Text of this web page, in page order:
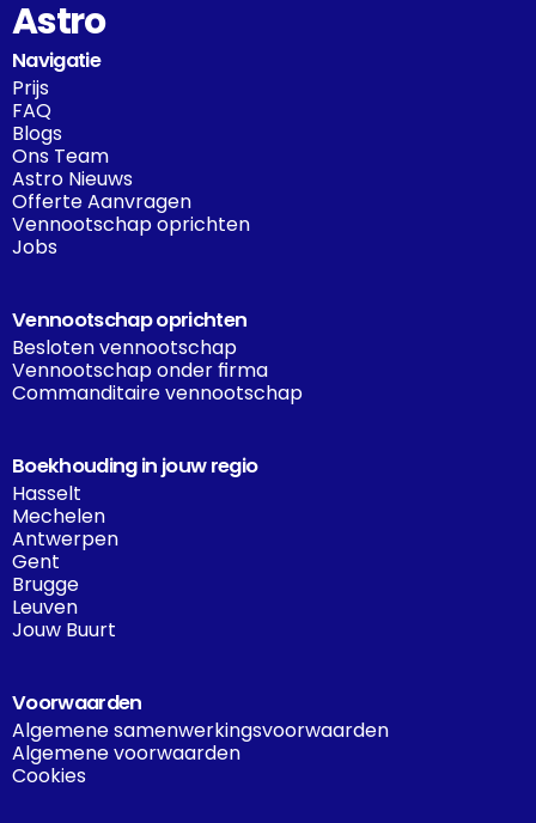
Astro
Navigatie
Prijs
FAQ
Blogs
Ons Team
Astro Nieuws
Offerte Aanvragen
Vennootschap oprichten
Jobs
Vennootschap oprichten
Besloten vennootschap
Vennootschap onder firma
Commanditaire vennootschap
Boekhouding in jouw regio
Hasselt
Mechelen
Antwerpen
Gent
Brugge
Leuven
Jouw Buurt
Voorwaarden
Algemene samenwerkingsvoorwaarden
Algemene voorwaarden
Cookies